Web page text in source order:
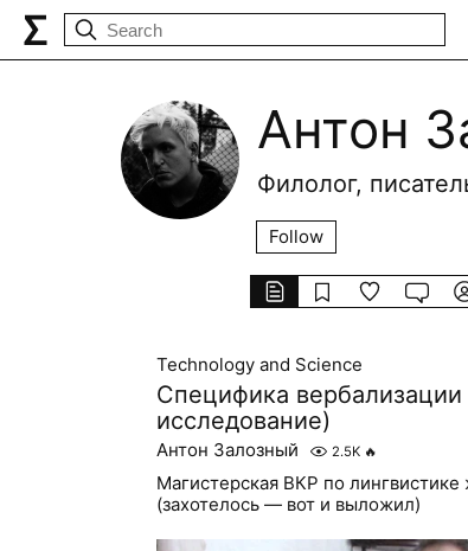
Антон
Филолог,
Follow
Technology and Science
Специфика
исследование)
Антон Залозный 2.5K 🔥
Магистерская ВКР по
(захотелось — вот и выложил)